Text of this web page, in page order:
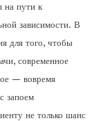
на пути к
зависимости. В
для того, чтобы
современное
— вовремя
запоем
не только шанс